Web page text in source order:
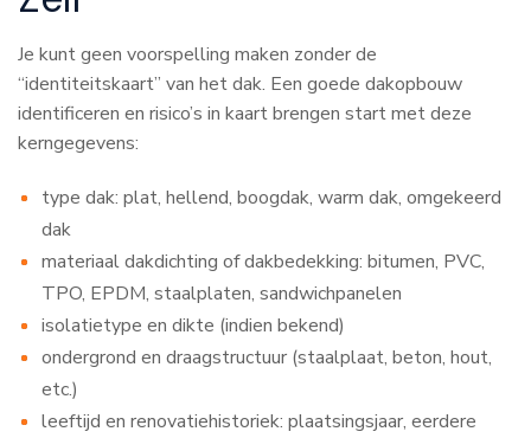
Je kunt geen voorspelling maken zonder de
“identiteitskaart” van het dak. Een goede dakopbouw
identificeren en risico’s in kaart brengen start met deze
kerngegevens:
type dak: plat, hellend, boogdak, warm dak, omgekeerd
dak
materiaal dakdichting of dakbedekking: bitumen, PVC,
TPO, EPDM, staalplaten, sandwichpanelen
isolatietype en dikte (indien bekend)
ondergrond en draagstructuur (staalplaat, beton, hout,
etc.)
leeftijd en renovatiehistoriek: plaatsingsjaar, eerdere